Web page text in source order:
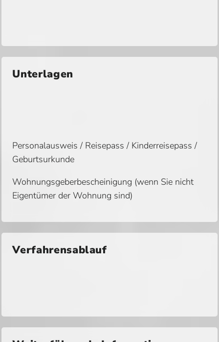
Unterlagen
Personalausweis / Reisepass / Kinderreisepass /
Geburtsurkunde
Wohnungsgeberbescheinigung (wenn Sie nicht
Eigentümer der Wohnung sind)
Verfahrensablauf